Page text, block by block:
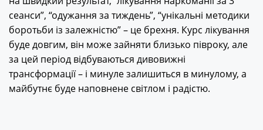
сеанси”, “одужання за тиждень”, “унікальні методики
боротьби із залежністю” – це брехня. Курс лікування
буде довгим, він може зайняти близько півроку, але
за цей період відбуваються дивовижні
трансформації – і минуле залишиться в минулому, а
майбутнє буде наповнене світлом і радістю.